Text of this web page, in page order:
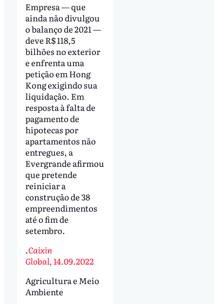
Empresa — que
ainda não divulgou
o balanço de 2021 —
deve R$ 118,5
bilhões no exterior
e enfrenta uma
petição em Hong
Kong exigindo sua
liquidação. Em
resposta à falta de
pagamento de
hipotecas por
apartamentos não
entregues, a
Evergrande afirmou
que pretende
reiniciar a
construção de 38
empreendimentos
até o fim de
setembro.
.Caixin
Global,14.09.2022
Agricultura e Meio
Ambiente